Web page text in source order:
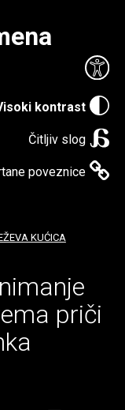
kontrast
Čitljiv slog
poveznice
KUĆICA
priči